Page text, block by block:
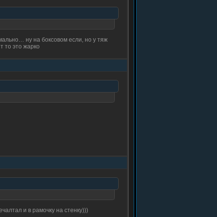
ну на боксовом если, но у тяж
то это жарко
и в рамочку на стенку)))